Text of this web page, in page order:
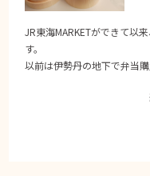
JR東海MARKETができて以
す。
以前は伊勢丹の地下で弁当購
新幹線乗り場の改札内での
「魚新」の二段重ねの弁当
内容と価格のコストパフォ